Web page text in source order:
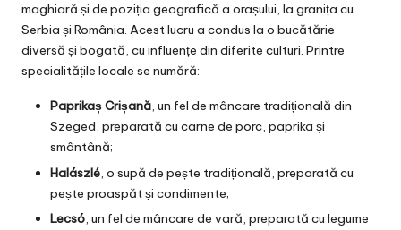
maghiară și de poziția geografică a orașului, la granița cu
Serbia și România. Acest lucru a condus la o bucătărie
diversă și bogată, cu influențe din diferite culturi. Printre
specialitățile locale se numără:
Paprikaș Crișană, un fel de mâncare tradițională din
Szeged, preparată cu carne de porc, paprika și
smântână;
Halászlé , o supă de pește tradițională, preparată cu
pește proaspăt și condimente;
Lecsó, un fel de mâncare de vară, preparată cu legume